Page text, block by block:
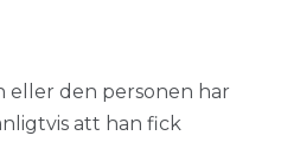
eller den personen har
att han fick